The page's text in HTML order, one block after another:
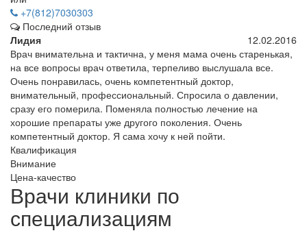
+7(812)7030303
Последний отзыв
Лидия
12.02.2016
Врач внимательна и тактична, у меня мама очень старенькая,
на все вопросы врач ответила, терпеливо выслушала все.
Очень понравилась, очень компетентный доктор,
внимательный, профессиональный. Спросила о давлении,
сразу его померила. Поменяла полностью лечение на
хорошие препараты уже другого поколения. Очень
компетентный доктор. Я сама хочу к ней пойти.
Квалификация
Внимание
Цена-качество
Врачи клиники по
специализациям